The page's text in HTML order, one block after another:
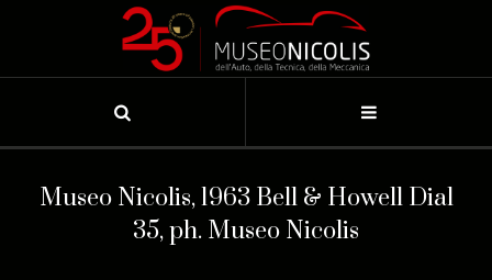
Museo Nicolis, 1963 Bell & Howell Dial
35, ph. Museo Nicolis